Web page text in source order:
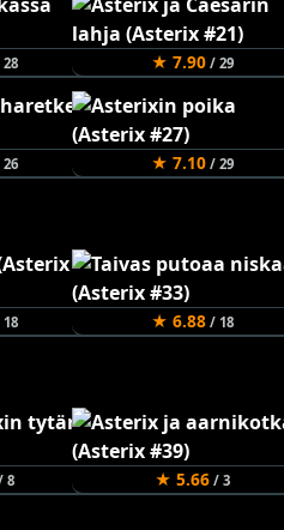
★ 7.90/ 29
★ 7.10/ 29
★ 6.88/ 18
8 ★ 5.66/ 3